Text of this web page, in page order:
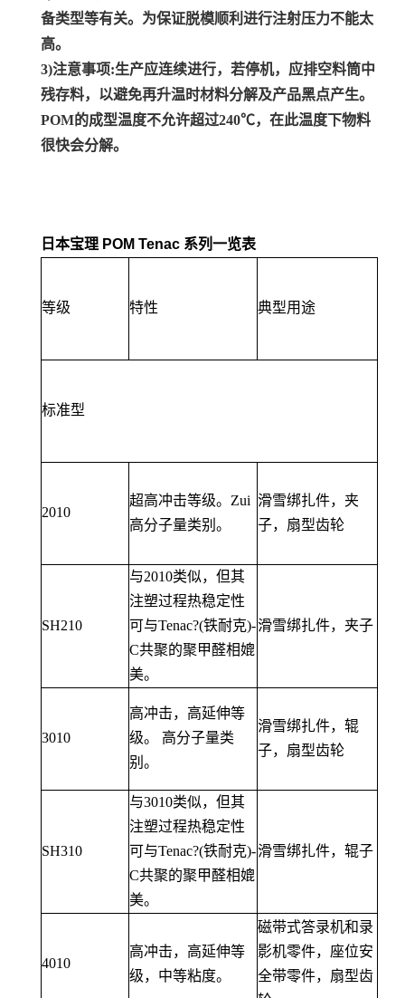
备类型等有关。为保证脱模顺利进行注射压力不能太
高。
3)注意事项:生产应连续进行，若停机，应排空料筒中
残存料，以避免再升温时材料分解及产品黑点产生。
POM的成型温度不允许超过240℃，在此温度下物料
很快会分解。
日本宝理 POM Tenac 系列一览表
等级 特性 典型用途
标准型
2010
超高冲击等级。Zui
高分子量类别。
滑雪绑扎件，夹
子，扇型齿轮
SH210
与2010类似，但其
注塑过程热稳定性
可与Tenac?(铁耐克)-
C共聚的聚甲醛相媲
美。
滑雪绑扎件，夹子
3010
高冲击，高延伸等
级。 高分子量类
别。
滑雪绑扎件，辊
子，扇型齿轮
SH310
与3010类似，但其
注塑过程热稳定性
可与Tenac?(铁耐克)-
C共聚的聚甲醛相媲
美。
滑雪绑扎件，辊子
4010
高冲击，高延伸等
级，中等粘度。
磁带式答录机和录
影机零件，座位安
全带零件，扇型齿